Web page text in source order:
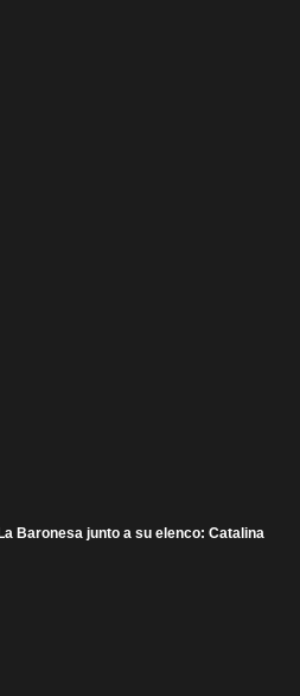
Baronesa junto a su elenco: Catalina